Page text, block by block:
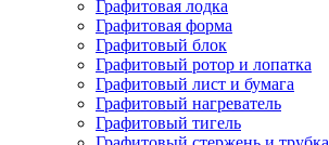
Графитовая лодка
Графитовая форма
Графитовый блок
Графитовый ротор и лопатка
Графитовый лист и бумага
Графитовый нагреватель
Графитовый тигель